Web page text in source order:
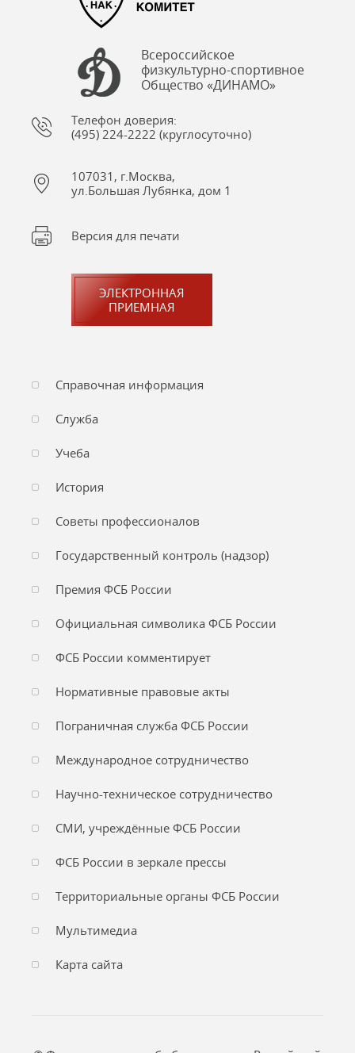
Всероссийское
физкультурно-спортивное
Общество «ДИНАМО»
Телефон доверия:
(495) 224-2222 (круглосуточно)
107031, г.Москва,
ул.Большая Лубянка, дом 1
Версия для печати
ЭЛЕКТРОННАЯ
ПРИЕМНАЯ
Справочная информация
Служба
Учеба
История
Советы профессионалов
Государственный контроль (надзор)
Премия ФСБ России
Официальная символика ФСБ России
ФСБ России комментирует
Нормативные правовые акты
Пограничная служба ФСБ России
Международное сотрудничество
Научно-техническое сотрудничество
СМИ, учреждённые ФСБ России
ФСБ России в зеркале прессы
Территориальные органы ФСБ России
Мультимедиа
Карта сайта